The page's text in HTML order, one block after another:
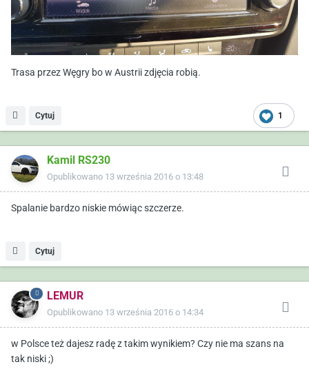
Trasa przez Węgry bo w Austrii zdjęcia robią.
1
Cytuj
Kamil RS230
Opublikowano 13 września 2016 o 13:48
Spalanie bardzo niskie mówiąc szczerze.
Cytuj
LEMUR
Opublikowano 13 września 2016 o 14:34
w Polsce też dajesz radę z takim wynikiem? Czy nie ma szans na
tak niski ;)